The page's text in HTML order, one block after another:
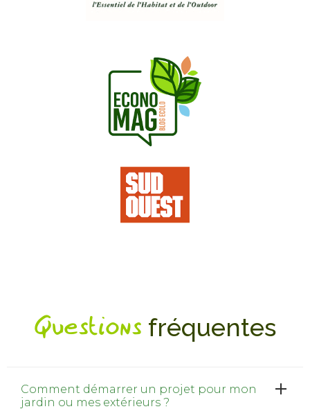
Questions fréquentes
Comment démarrer un projet pour mon
jardin ou mes extérieurs ?